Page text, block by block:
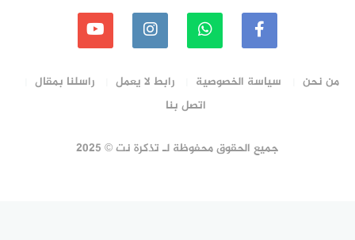
من نحن سياسة الخصوصية رابط لا يعمل
راسلنا بمقال
اتصل بنا
جميع الحقوق محفوظة لـ تذكرة نت © 2025